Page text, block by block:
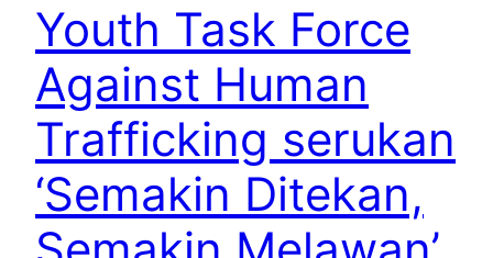
Youth Task Force
Against Human
Trafficking serukan
‘Semakin Ditekan,